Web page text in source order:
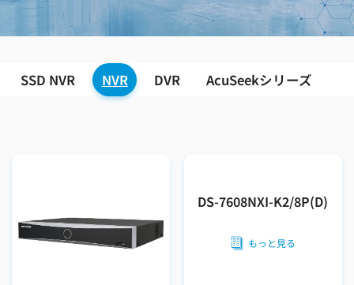
SSD NVR NVR DVR AcuSeekシリーズ
DS-7608NXI-K2/8P(D)
もっと見る